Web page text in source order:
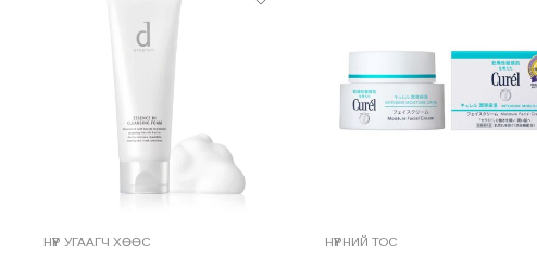
НҮҮР УГААГЧ ХӨӨС
НҮҮРНИЙ ТОС